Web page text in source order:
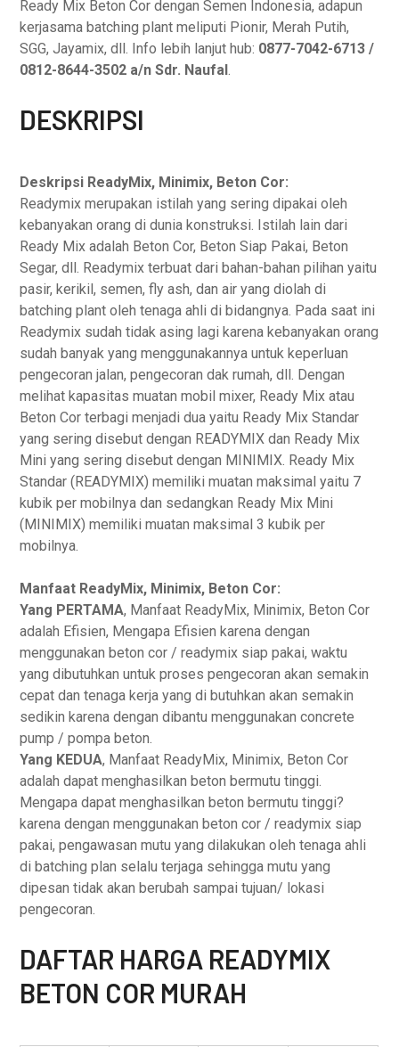
Ready Mix Beton Cor dengan Semen Indonesia, adapun
kerjasama batching plant meliputi Pionir, Merah Putih,
SGG, Jayamix, dll. Info lebih lanjut hub: 0877-7042-6713 /
0812-8644-3502 a/n Sdr. Naufal.
DESKRIPSI
Deskripsi ReadyMix, Minimix, Beton Cor:
Readymix merupakan istilah yang sering dipakai oleh
kebanyakan orang di dunia konstruksi. Istilah lain dari
Ready Mix adalah Beton Cor, Beton Siap Pakai, Beton
Segar, dll. Readymix terbuat dari bahan-bahan pilihan yaitu
pasir, kerikil, semen, fly ash, dan air yang diolah di
batching plant oleh tenaga ahli di bidangnya. Pada saat ini
Readymix sudah tidak asing lagi karena kebanyakan orang
sudah banyak yang menggunakannya untuk keperluan
pengecoran jalan, pengecoran dak rumah, dll. Dengan
melihat kapasitas muatan mobil mixer, Ready Mix atau
Beton Cor terbagi menjadi dua yaitu Ready Mix Standar
yang sering disebut dengan READYMIX dan Ready Mix
Mini yang sering disebut dengan MINIMIX. Ready Mix
Standar (READYMIX) memiliki muatan maksimal yaitu 7
kubik per mobilnya dan sedangkan Ready Mix Mini
(MINIMIX) memiliki muatan maksimal 3 kubik per
mobilnya.
Manfaat ReadyMix, Minimix, Beton Cor:
Yang PERTAMA, Manfaat ReadyMix, Minimix, Beton Cor
adalah Efisien, Mengapa Efisien karena dengan
menggunakan beton cor / readymix siap pakai, waktu
yang dibutuhkan untuk proses pengecoran akan semakin
cepat dan tenaga kerja yang di butuhkan akan semakin
sedikin karena dengan dibantu menggunakan concrete
pump / pompa beton.
Yang KEDUA, Manfaat ReadyMix, Minimix, Beton Cor
adalah dapat menghasilkan beton bermutu tinggi.
Mengapa dapat menghasilkan beton bermutu tinggi?
karena dengan menggunakan beton cor / readymix siap
pakai, pengawasan mutu yang dilakukan oleh tenaga ahli
di batching plan selalu terjaga sehingga mutu yang
dipesan tidak akan berubah sampai tujuan/ lokasi
pengecoran.
DAFTAR HARGA READYMIX
BETON COR MURAH